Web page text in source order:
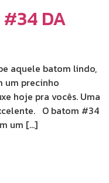
#34 DA
aquele batom lindo,
um precinho
hoje pra vocês. Uma
O batom #34
um […]